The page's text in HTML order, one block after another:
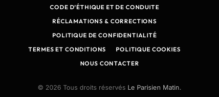
CODE D’ÉTHIQUE ET DE CONDUITE
RÉCLAMATIONS & CORRECTIONS
POLITIQUE DE CONFIDENTIALITÉ
TERMES ET CONDITIONS
POLITIQUE COOKIES
NOUS CONTACTER
© 2026 Tous droits réservés Le Parisien Matin.